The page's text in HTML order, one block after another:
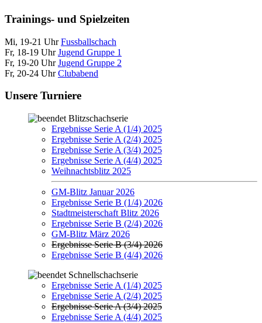
Trainings- und Spielzeiten
Mi, 19-21 UhrFussballschach
Fr, 18-19 UhrJugend Gruppe 1
Fr, 19-20 UhrJugend Gruppe 2
Fr, 20-24 UhrClubabend
Unsere Turniere
Blitzschachserie
Ergebnisse Serie A (1/4) 2025
Ergebnisse Serie A (2/4) 2025
Ergebnisse Serie A (3/4) 2025
Ergebnisse Serie A (4/4) 2025
Weihnachtsblitz 2025
GM-Blitz Januar 2026
Ergebnisse Serie B (1/4) 2026
Stadtmeisterschaft Blitz 2026
Ergebnisse Serie B (2/4) 2026
GM-Blitz März 2026
Ergebnisse Serie B (3/4) 2026
Ergebnisse Serie B (4/4) 2026
Schnellschachserie
Ergebnisse Serie A (1/4) 2025
Ergebnisse Serie A (2/4) 2025
Ergebnisse Serie A (3/4) 2025
Ergebnisse Serie A (4/4) 2025